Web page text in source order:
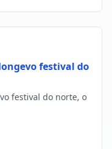
festival do
festival do norte, o